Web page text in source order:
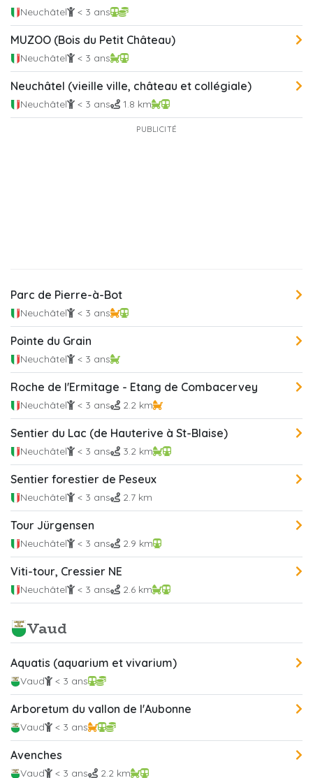
Neuchâtel < 3 ans
MUZOO (Bois du Petit Château)
Neuchâtel < 3 ans
Neuchâtel (vieille ville, château et collégiale)
Neuchâtel < 3 ans 1.8 km
PUBLICITÉ
Parc de Pierre-à-Bot
Neuchâtel < 3 ans
Pointe du Grain
Neuchâtel < 3 ans
Roche de l'Ermitage - Etang de Combacervey
Neuchâtel < 3 ans 2.2 km
Sentier du Lac (de Hauterive à St-Blaise)
Neuchâtel < 3 ans 3.2 km
Sentier forestier de Peseux
Neuchâtel < 3 ans 2.7 km
Tour Jürgensen
Neuchâtel < 3 ans 2.9 km
Viti-tour, Cressier NE
Neuchâtel < 3 ans 2.6 km
Vaud
Aquatis (aquarium et vivarium)
Vaud < 3 ans
Arboretum du vallon de l'Aubonne
Vaud < 3 ans
Avenches
Vaud < 3 ans 2.2 km